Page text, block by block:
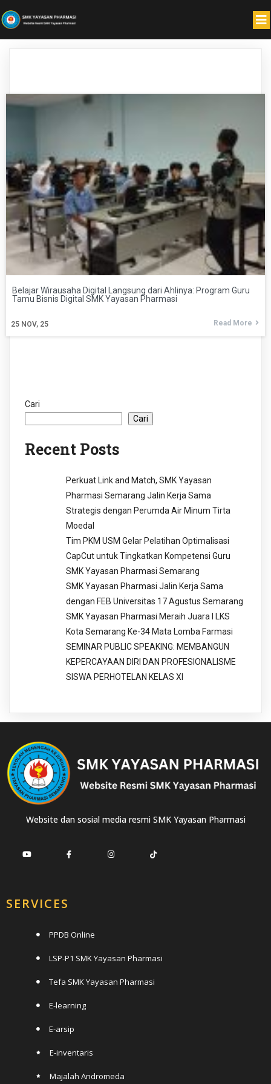
Belajar Wirausaha Digital Langsung dari Ahlinya: Program Guru
Tamu Bisnis Digital SMK Yayasan Pharmasi
25 NOV, 25 Read More
Cari
Cari
Recent Posts
Perkuat Link and Match, SMK Yayasan
Pharmasi Semarang Jalin Kerja Sama
Strategis dengan Perumda Air Minum Tirta
Moedal
Tim PKM USM Gelar Pelatihan Optimalisasi
CapCut untuk Tingkatkan Kompetensi Guru
SMK Yayasan Pharmasi Semarang
SMK Yayasan Pharmasi Jalin Kerja Sama
dengan FEB Universitas 17 Agustus Semarang
SMK Yayasan Pharmasi Meraih Juara I LKS
Kota Semarang Ke-34 Mata Lomba Farmasi
SEMINAR PUBLIC SPEAKING: MEMBANGUN
KEPERCAYAAN DIRI DAN PROFESIONALISME
SISWA PERHOTELAN KELAS XI
Website dan sosial media resmi SMK Yayasan Pharmasi
SERVICES
PPDB Online
LSP-P1 SMK Yayasan Pharmasi
Tefa SMK Yayasan Pharmasi
E-learning
E-arsip
E-inventaris
Majalah Andromeda